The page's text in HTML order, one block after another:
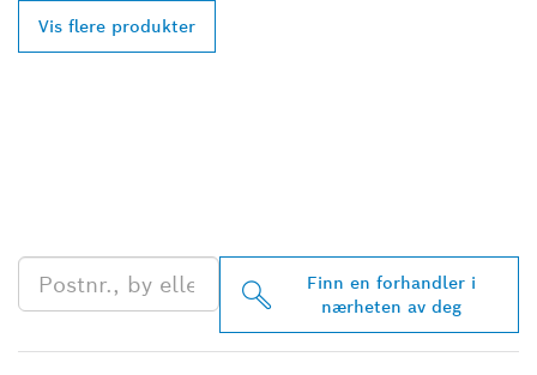
Vis flere produkter
Finn en forhandler i
nærheten av deg